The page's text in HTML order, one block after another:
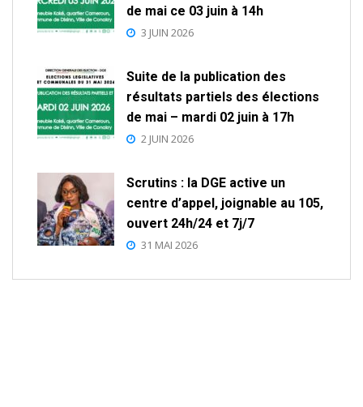
de mai ce 03 juin à 14h
3 JUIN 2026
Suite de la publication des
résultats partiels des élections
de mai – mardi 02 juin à 17h
2 JUIN 2026
Scrutins : la DGE active un
centre d’appel, joignable au 105,
ouvert 24h/24 et 7j/7
31 MAI 2026